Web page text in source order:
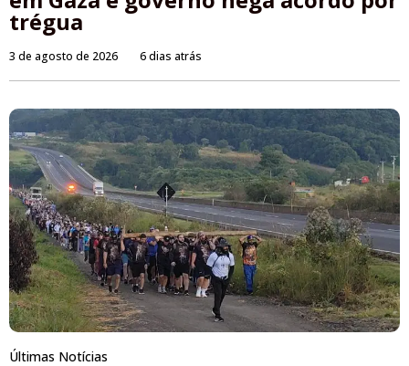
trégua
3 de agosto de 2026 6 dias atrás
Últimas Notícias